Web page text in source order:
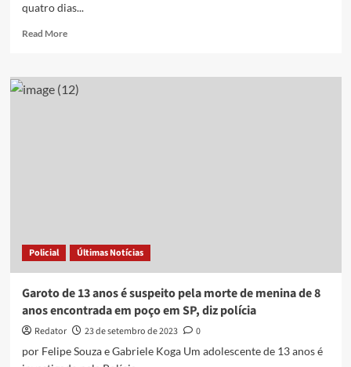
quatro dias...
Read MoreRead
“Jurei
que
Policial Últimas Notícias
Garoto de 13 anos é suspeito pela morte de menina de 8
anos encontrada em poço em SP, diz polícia
Redator 23 de setembro de 2023
0
por Felipe Souza e Gabriele Koga Um adolescente de 13 anos é